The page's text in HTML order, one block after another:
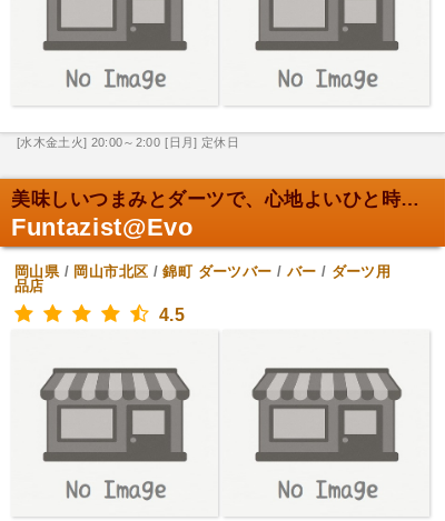
[水木金土火] 20:00～2:00 [日月] 定休日
美味しいつまみとダーツで、心地よいひと時を。
Funtazist@Evo
岡山県/ 岡山市北区 /錦町 ダーツバー / バー / ダーツ用
品店
4.5